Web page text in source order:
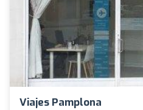
Viajes Pamplona